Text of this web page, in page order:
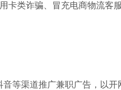
卡类诈骗、冒充电商物流客
等渠道推广兼职广告，以开